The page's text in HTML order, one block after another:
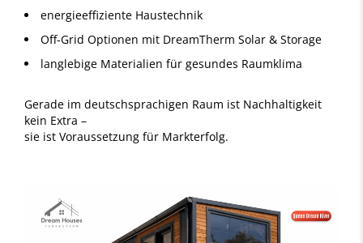
energieeffiziente Haustechnik
Off-Grid Optionen mit DreamTherm Solar & Storage
langlebige Materialien für gesundes Raumklima
Gerade im deutschsprachigen Raum ist Nachhaltigkeit
kein Extra –
sie ist Voraussetzung für Markterfolg.